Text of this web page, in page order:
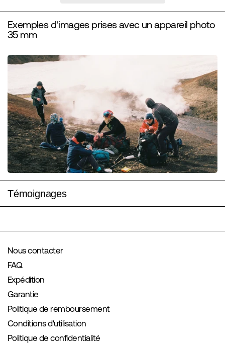
Exemples d'images prises avec un appareil photo
35 mm
Témoignages
Nous contacter
FAQ
Expédition
Garantie
Politique de remboursement
Conditions d'utilisation
Politique de confidentialité